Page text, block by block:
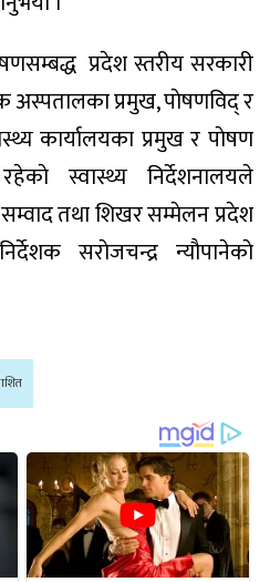
प्रदेश स्तरीय सरकारी
अस्पतालका प्रमुख, पाेषणविद् र
कार्यालयका प्रमुख र पाेषण
स्वास्थ्य निर्देशनालयले
तथा शिखर सम्मेलन प्रदेश
सराेजचन्द्र न्याैपानेकाे